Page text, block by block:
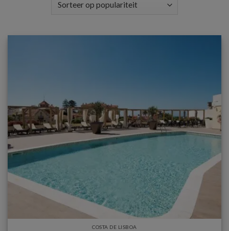
COSTA DE LISBOA